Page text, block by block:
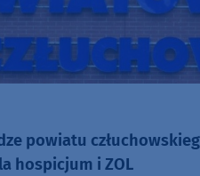
powiatu
hospicjum i ZOL